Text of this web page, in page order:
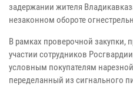
задержании жителя
незаконном обороте
В рамках проверочной закупки,
участии сотрудников
условным покупателям
переделанный из сигнального